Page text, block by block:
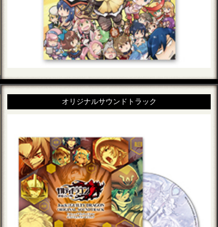
オリジナルサウンドトラック